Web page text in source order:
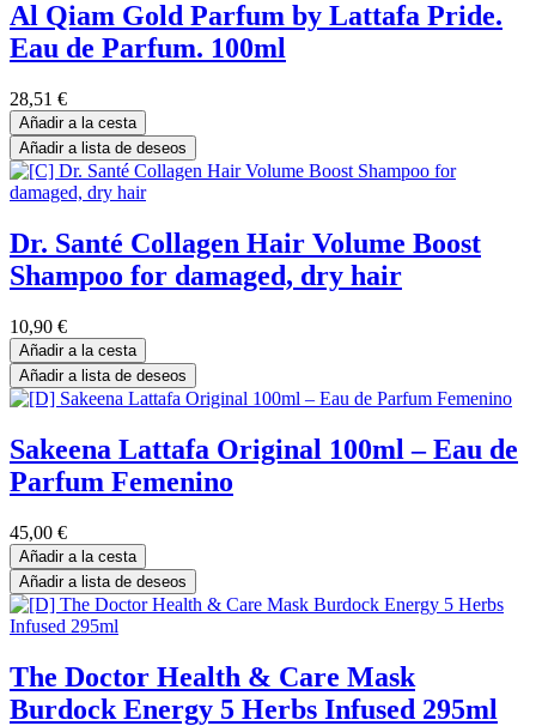
Al Qiam Gold Parfum by Lattafa Pride.
Eau de Parfum. 100ml
28,51 €
Añadir a la cesta
Añadir a lista de deseos
Dr. Santé Collagen Hair Volume Boost
Shampoo for damaged, dry hair
10,90 €
Añadir a la cesta
Añadir a lista de deseos
Sakeena Lattafa Original 100ml – Eau de
Parfum Femenino
45,00 €
Añadir a la cesta
Añadir a lista de deseos
The Doctor Health & Care Mask
Burdock Energy 5 Herbs Infused 295ml